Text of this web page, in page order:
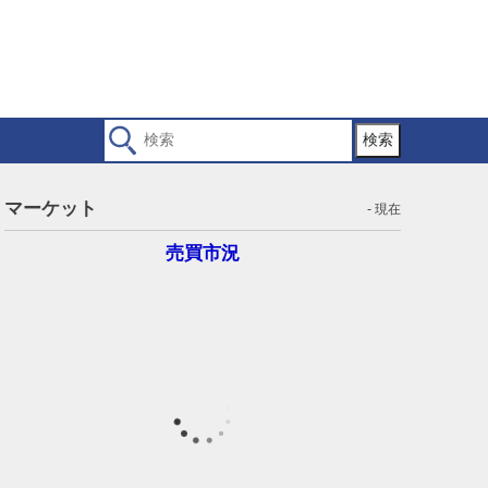
検索
マーケット - 現在
売買市況